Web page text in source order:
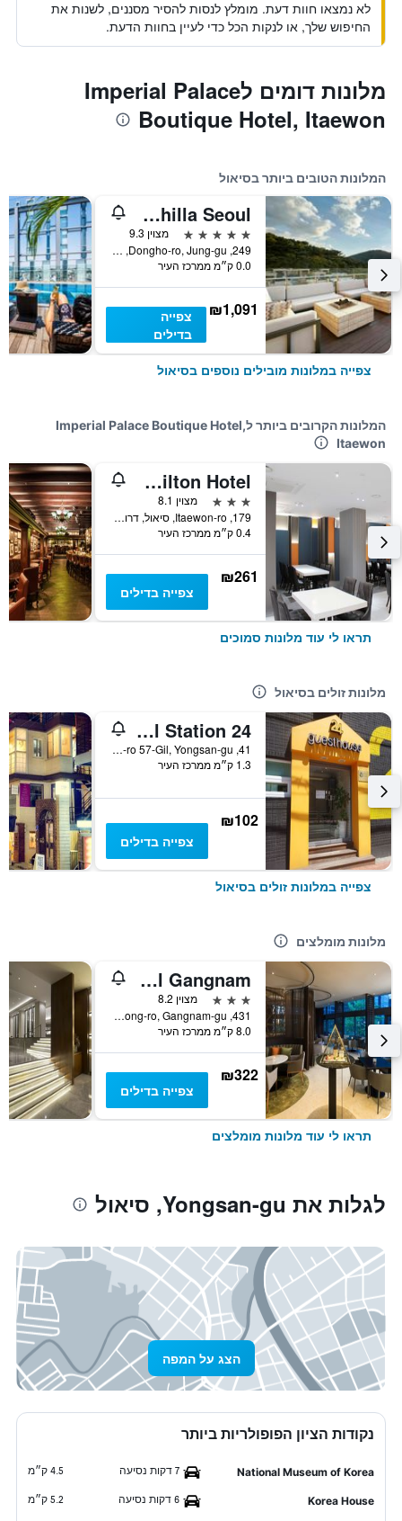
לא נמצאו חוות דעת. מומלץ לנסות להסיר מסננים, לשנות את
החיפוש שלך, או לנקות הכל כדי לעיין בחוות הדעת.
מלונות דומים לImperial Palace
Boutique Hotel, Itaewon
המלונות הטובים ביותר בסיאול
The Shilla Seoul
5 כוכבים
מצוין 9.3
249, Dongho-ro, Jung-gu, סיאול, דרום קוריאה
0.0 ק״מ ממרכז העיר
₪1,091
צפייה
בדילים
צפייה במלונות מובילים נוספים בסיאול
המלונות הקרובים ביותר לImperial Palace Boutique Hotel,
Itaewon
Hamilton Hotel
3 כוכבים
מצוין 8.1
179, Itaewon-ro, סיאול, דרום קוריאה
0.4 ק״מ ממרכז העיר
₪261
צפייה בדילים
תראו לי עוד מלונות סמוכים
מלונות זולים בסיאול
24 Guesthouse Seoul Station
41, Huam-ro 57-Gil, Yongsan-gu, סיאול, דרום קוריאה
1.3 ק״מ ממרכז העיר
₪102
צפייה בדילים
צפייה במלונות זולים בסיאול
מלונות מומלצים
ibis Styles Ambassador Seoul Gangnam
3 כוכבים
מצוין 8.2
431, Samseong-ro, Gangnam-gu, סיאול, דרום קוריאה
8.0 ק״מ ממרכז העיר
₪322
צפייה בדילים
תראו לי עוד מלונות מומלצים
לגלות את Yongsan-gu, סיאול
הצג על המפה
נקודות הציון הפופולריות ביותר
National Museum of Korea 7 דקות נסיעה 4.5 ק״מ
Korea House 6 דקות נסיעה 5.2 ק״מ